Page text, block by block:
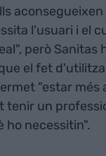
l'usuari i el
però Sanitas
el fet
"estar més
tenir un
ho necessitin".